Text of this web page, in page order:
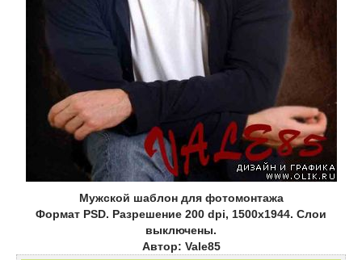
Мужской шаблон для фотомонтажа
Формат PSD. Разрешение 200 dpi, 1500х1944. Слои
выключены.
Автор: Vale85